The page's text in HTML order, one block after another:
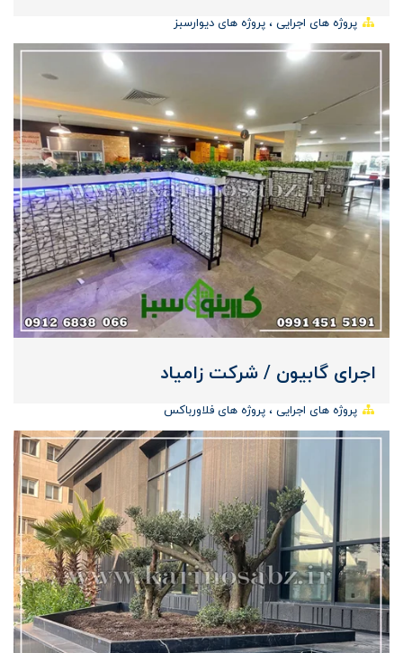
پروژه های اجرایی پروژه های دیوارسبز
اجرای گابیون / شرکت زامیاد
پروژه های اجرایی پروژه های فلاورباکس